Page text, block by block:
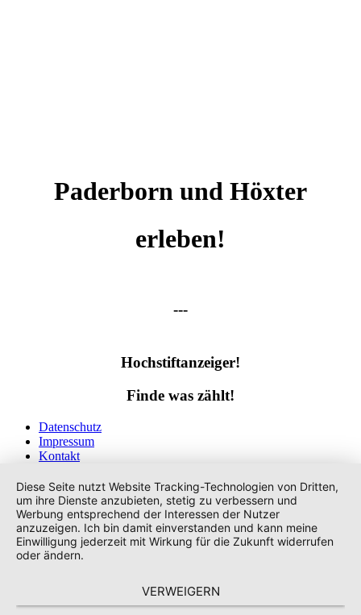
Paderborn und Höxter
erleben!
---
Hochstiftanzeiger!
Finde was zählt!
Datenschutz
Impressum
Kontakt
Diese Seite nutzt Website Tracking-Technologien von Dritten,
um ihre Dienste anzubieten, stetig zu verbessern und
Werbung entsprechend der Interessen der Nutzer
anzuzeigen. Ich bin damit einverstanden und kann meine
Einwilligung jederzeit mit Wirkung für die Zukunft widerrufen
oder ändern.
VERWEIGERN